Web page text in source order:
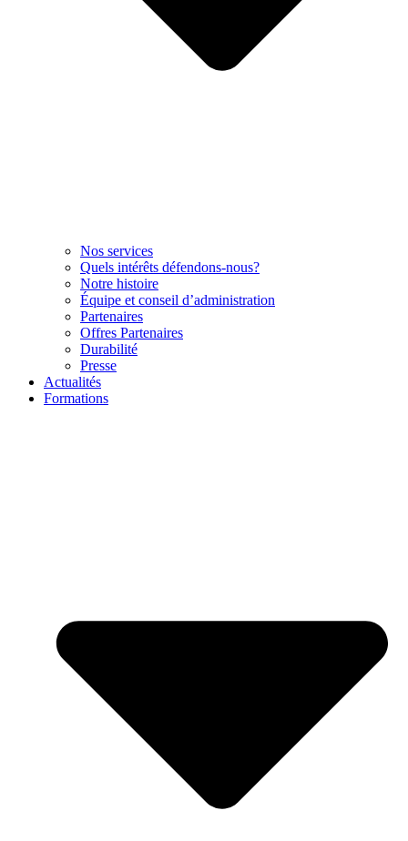
Nos services
Quels intérêts défendons-nous?
Notre histoire
Équipe et conseil d’administration
Partenaires
Offres Partenaires
Durabilité
Presse
Actualités
Formations